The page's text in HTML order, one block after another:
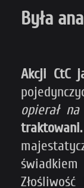
Była
Akcji CtC
opierał
traktowani.